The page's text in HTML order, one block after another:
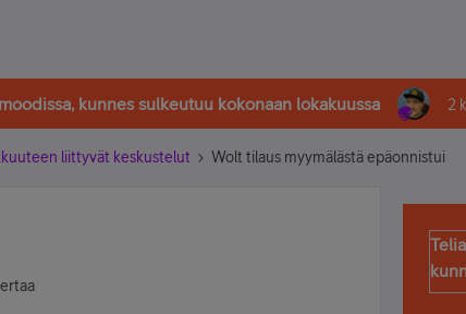
kunnes sulkeutuu kokonaan lokakuussa 2
liittyvät keskustelut Wolt tilaus myymälästä epäonnistui